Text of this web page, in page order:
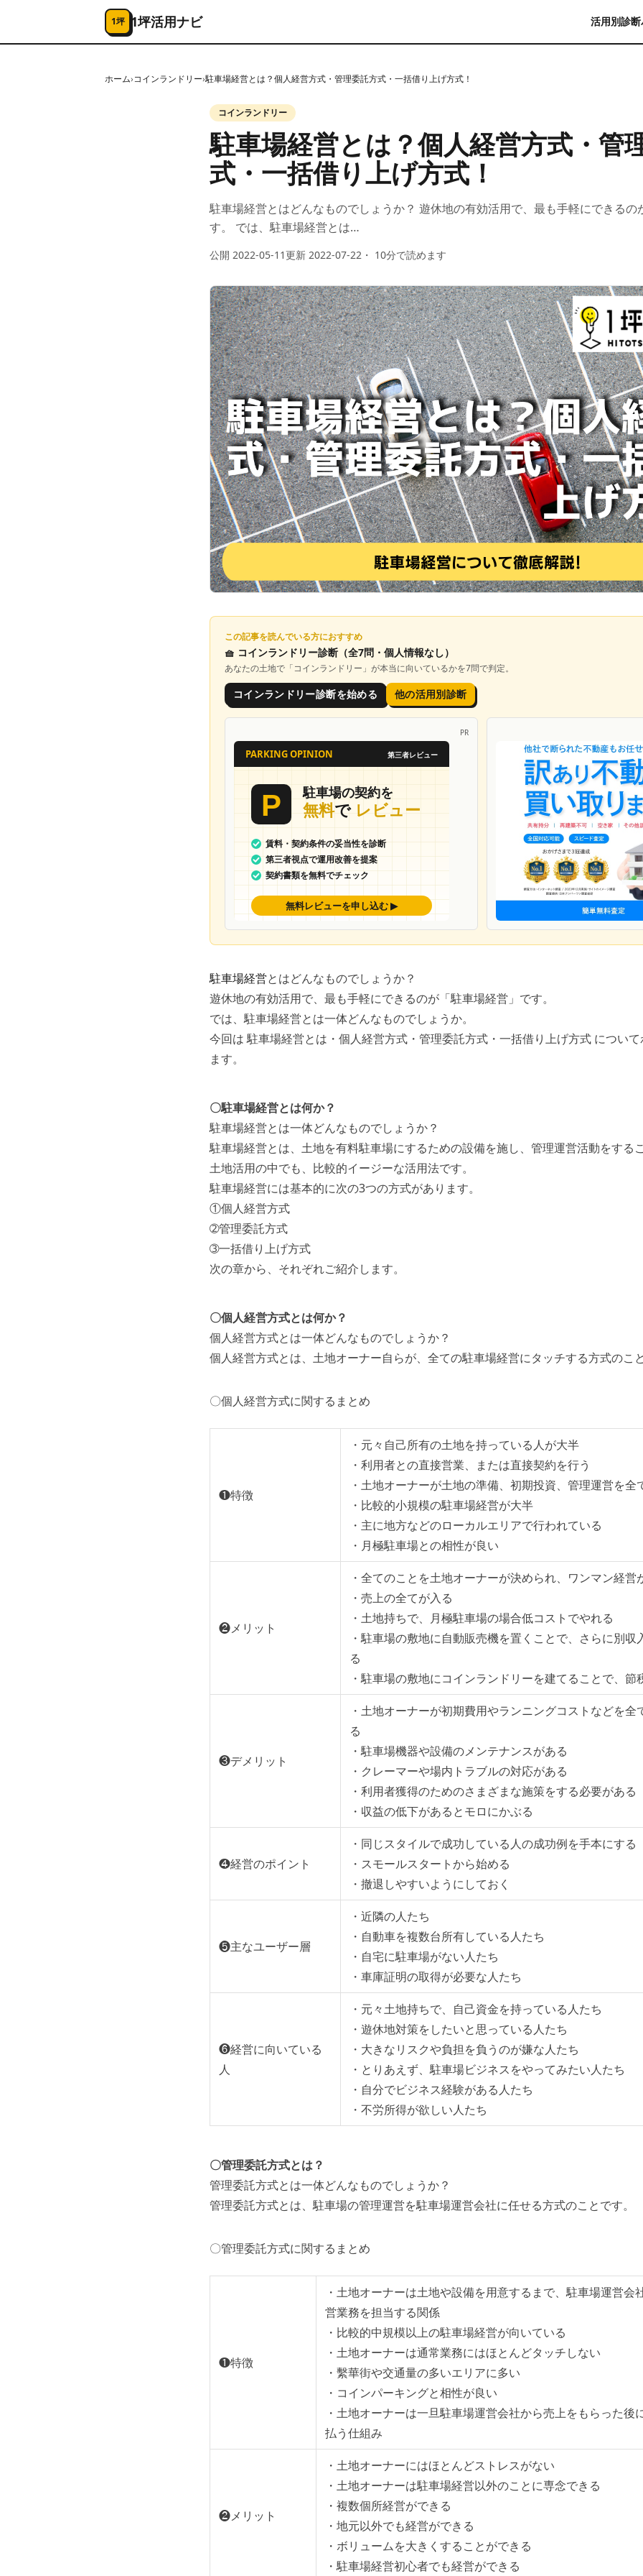
コンテンツへスキップ
1坪 1坪活用ナビ 活用別診断
ホーム›コインランドリー›駐車場経営とは？個人経営方式・管理委託方式・一括借り上げ方式！
コインランドリー
駐車場経営とは？個人経営方式・管
式・一括借り上げ方式！
駐車場経営とはどんなものでしょうか？ 遊休地の有効活用で、最も手軽にできるの
す。 では、駐車場経営とは…
公開 2022-05-11更新 2022-07-22 ・ 10分で読めます
この記事を読んでいる方におすすめ
🧺 コインランドリー診断 （全7問・個人情報なし）
あなたの土地で「コインランドリー 」が本当に向いているかを7問で判定。
コインランドリー診断を始める 他の活用別診断
PR
駐車場経営とはどんなものでしょうか？
遊休地の有効活用で、最も手軽にできるのが「駐車場経営」です。
では、駐車場経営とは一体どんなものでしょうか。
今回は 駐車場経営とは・個人経営方式・管理委託方式・一括借り上げ方式 につい
ます。
〇駐車場経営とは何か？
駐車場経営とは一体どんなものでしょうか？
駐車場経営とは、土地を有料駐車場にするための設備を施し、管理運営活動をする
土地活用の中でも、比較的イージーな活用法です。
駐車場経営には基本的に次の3つの方式があります。
①個人経営方式
➁管理委託方式
➂一括借り上げ方式
次の章から、それぞれご紹介します。
〇個人経営方式とは何か？
個人経営方式とは一体どんなものでしょうか？
個人経営方式とは、土地オーナー自らが、全ての駐車場経営にタッチする方式のこ
〇個人経営方式に関するまとめ
❶特徴
・元々自己所有の土地を持っている人が大半
・利用者との直接営業、または直接契約を行う
・土地オーナーが土地の準備、初期投資、管理運営を全
・比較的小規模の駐車場経営が大半
・主に地方などのローカルエリアで行われている
・月極駐車場との相性が良い
❷メリット
・全てのことを土地オーナーが決められ、ワンマン経営
・売上の全てが入る
・土地持ちで、月極駐車場の場合低コストでやれる
・駐車場の敷地に自動販売機を置くことで、さらに別収
る
・駐車場の敷地にコインランドリーを建てることで、節
❸デメリット
・土地オーナーが初期費用やランニングコストなどを全
る
・駐車場機器や設備のメンテナンスがある
・クレーマーや場内トラブルの対応がある
・利用者獲得のためのさまざまな施策をする必要がある
・収益の低下があるとモロにかぶる
❹経営のポイント
・同じスタイルで成功している人の成功例を手本にする
・スモールスタートから始める
・撤退しやすいようにしておく
❺主なユーザー層
・近隣の人たち
・自動車を複数台所有している人たち
・自宅に駐車場がない人たち
・車庫証明の取得が必要な人たち
❻経営に向いている
人
・元々土地持ちで、自己資金を持っている人たち
・遊休地対策をしたいと思っている人たち
・大きなリスクや負担を負うのが嫌な人たち
・とりあえず、駐車場ビジネスをやってみたい人たち
・自分でビジネス経験がある人たち
・不労所得が欲しい人たち
〇管理委託方式とは？
管理委託方式とは一体どんなものでしょうか？
管理委託方式とは、駐車場の管理運営を駐車場運営会社に任せる方式のことです。
〇管理委託方式に関するまとめ
❶特徴
・土地オーナーは土地や設備を用意するまで、駐車場運営会
営業務を担当する関係
・比較的中規模以上の駐車場経営が向いている
・土地オーナーは通常業務にはほとんどタッチしない
・繫華街や交通量の多いエリアに多い
・コインパーキングと相性が良い
・土地オーナーは一旦駐車場運営会社から売上をもらった後
払う仕組み
❷メリット
・土地オーナーにはほとんどストレスがない
・土地オーナーは駐車場経営以外のことに専念できる
・複数個所経営ができる
・地元以外でも経営ができる
・ボリュームを大きくすることができる
・駐車場経営初心者でも経営ができる